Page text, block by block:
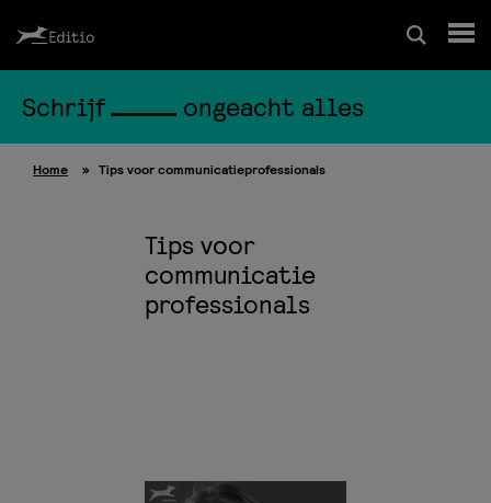
Schrijfcursussen
Leesrapport/begeleiding
Wedstrijd
Magazine
Schrijf ongeacht alles
Home » Tips voor communicatieprofessionals
Tips voor
communicatie
professionals